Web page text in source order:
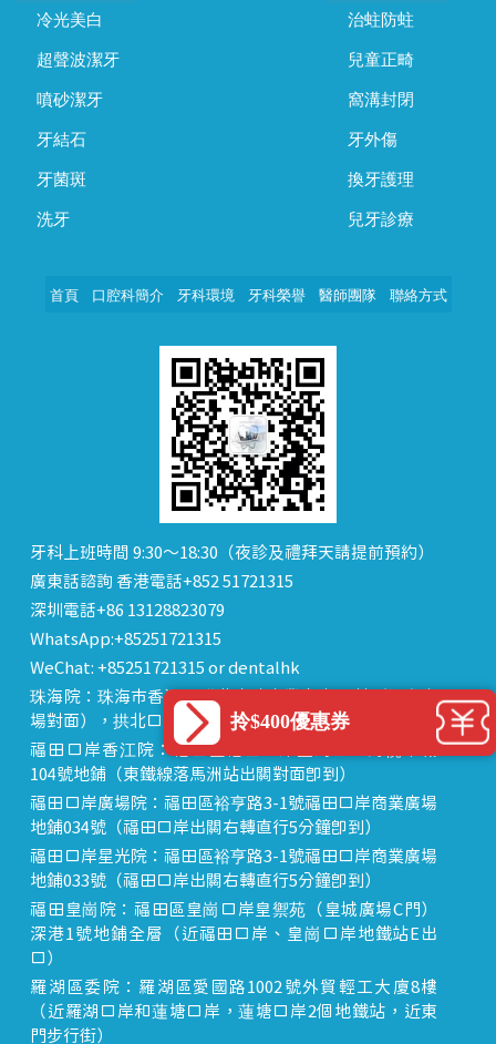
冷光美白
超聲波潔牙
噴砂潔牙
牙結石
牙菌斑
洗牙
治蛀防蛀
兒童正畸
窩溝封閉
牙外傷
換牙護理
兒牙診療
首頁 口腔科簡介 牙科環境 牙科榮譽 醫師團隊 聯絡方式
牙科上班時間 9:30～18:30（夜診及禮拜天請提前預約）
廣東話諮詢 香港電話+852 51721315
深圳電話+86 13128823079
WhatsApp:+85251721315
WeChat: +85251721315 or dentalhk
珠海院：珠海市香洲區 拱北中建商業大廈 15樓（迎賓廣
場對面），拱北口岸步行8分鐘直達
福田口岸香江院：福田區福田口岸正對面，海悅華城
104號地鋪（東鐵線落馬洲站出關對面即到）
福田口岸廣場院：福田區裕亨路3-1號福田口岸商業廣場
地鋪034號（福田口岸出關右轉直行5分鐘即到）
福田口岸星光院：福田區裕亨路3-1號福田口岸商業廣場
地鋪033號（福田口岸出關右轉直行5分鐘即到）
福田皇崗院：福田區皇崗口岸皇禦苑（皇城廣場C門）
深港1號地鋪全層（近福田口岸、皇崗口岸地鐵站E出
口）
羅湖區委院：羅湖區愛國路1002號外貿輕工大廈8樓
（近羅湖口岸和蓮塘口岸，蓮塘口岸2個地鐵站，近東
門步行街）
拎$400優惠券